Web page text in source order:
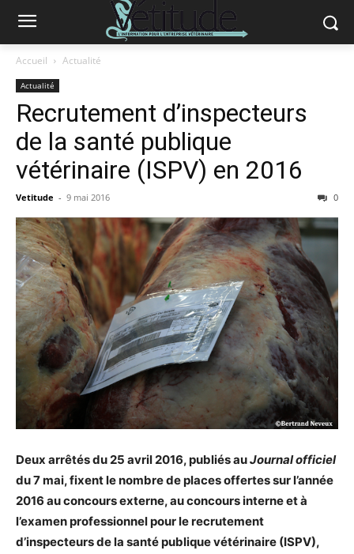
Accueil Actualité
Actualité
Recrutement d’inspecteurs
de la santé publique
vétérinaire (ISPV) en 2016
Vetitude - 9 mai 2016 0
Deux arrêtés du 25 avril 2016, publiés auJournal officiel
du 7 mai, fixent le nombre de places offertes sur l’année
2016 au concours externe, au concours interne et à
l’examen professionnel pour le recrutement
d’inspecteurs de la santé publique vétérinaire (ISPV),